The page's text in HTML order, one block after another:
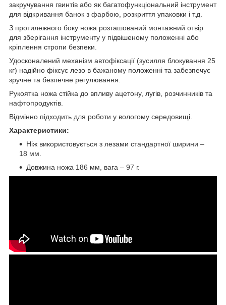
закручування гвинтів або як багатофункціональний інструмент
для відкривання банок з фарбою, розкриття упаковки і т.д.
З протилежного боку ножа розташований монтажний отвір
для зберігання інструменту у підвішеному положенні або
кріплення стропи безпеки.
Удосконалений механізм автофіксації (зусилля блокування 25
кг) надійно фіксує лезо в бажаному положенні та забезпечує
зручне та безпечне регулювання.
Рукоятка ножа стійка до впливу ацетону, лугів, розчинників та
нафтопродуктів.
Відмінно підходить для роботи у вологому середовищі.
Характеристики:
Ніж використовується з лезами стандартної ширини –
18 мм.
Довжина ножа 186 мм, вага – 97 г.